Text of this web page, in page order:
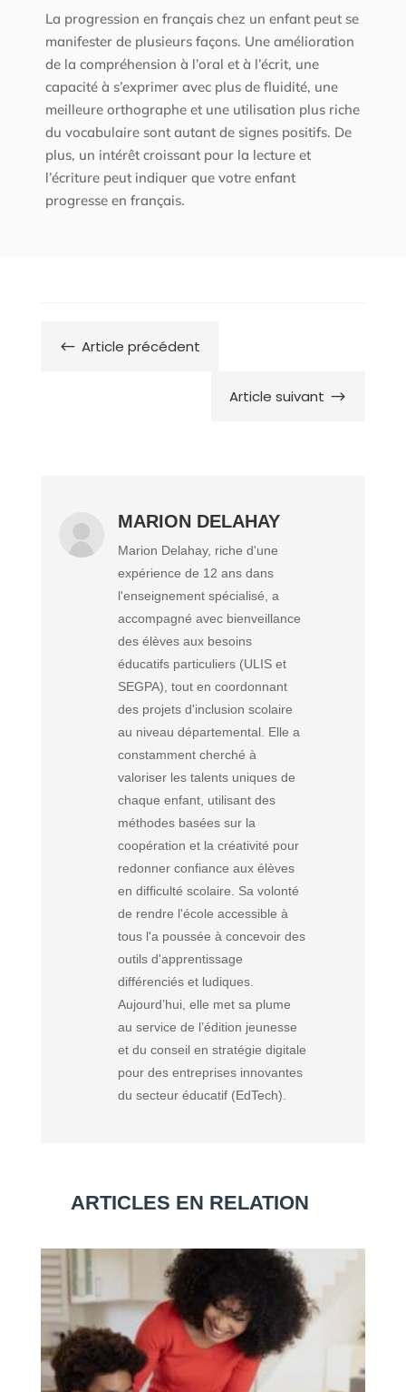
La progression en français chez un enfant peut se
manifester de plusieurs façons. Une amélioration
de la compréhension à l’oral et à l’écrit, une
capacité à s’exprimer avec plus de fluidité, une
meilleure orthographe et une utilisation plus riche
du vocabulaire sont autant de signes positifs. De
plus, un intérêt croissant pour la lecture et
l’écriture peut indiquer que votre enfant
progresse en français.
# Article précédent
Article suivant $
MARION DELAHAY
Marion Delahay, riche d'une
expérience de 12 ans dans
l'enseignement spécialisé, a
accompagné avec bienveillance
des élèves aux besoins
éducatifs particuliers (ULIS et
SEGPA), tout en coordonnant
des projets d'inclusion scolaire
au niveau départemental. Elle a
constamment cherché à
valoriser les talents uniques de
chaque enfant, utilisant des
méthodes basées sur la
coopération et la créativité pour
redonner confiance aux élèves
en difficulté scolaire. Sa volonté
de rendre l'école accessible à
tous l'a poussée à concevoir des
outils d'apprentissage
différenciés et ludiques.
Aujourd’hui, elle met sa plume
au service de l’édition jeunesse
et du conseil en stratégie digitale
pour des entreprises innovantes
du secteur éducatif (EdTech).
ARTICLES EN RELATION